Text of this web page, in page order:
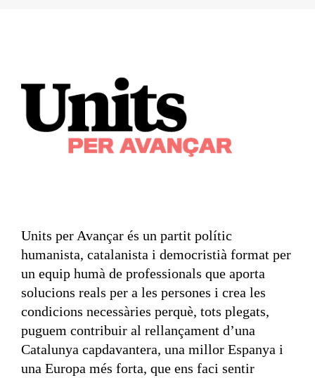
Units per Avançar és un partit polític
humanista, catalanista i democristià format per
un equip humà de professionals que aporta
solucions reals per a les persones i crea les
condicions necessàries perquè, tots plegats,
puguem contribuir al rellançament d’una
Catalunya capdavantera, una millor Espanya i
una Europa més forta, que ens faci sentir